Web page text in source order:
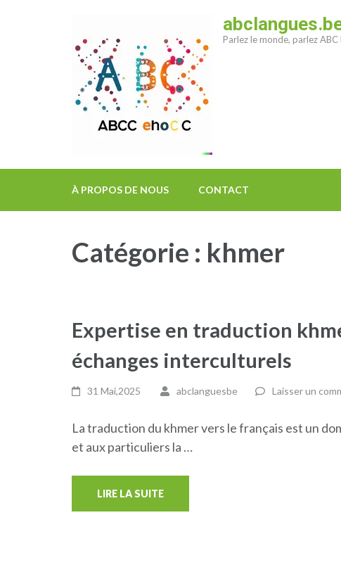
Parlez le monde, parlez ABC
À PROPOS DE NOUS CONTACT
Catégorie : khmer
Expertise en traduction
échanges interculturels
31 Mai,2025 abclanguesbe Laisser un
La traduction du khmer vers le français est un
et aux particuliers la …
LIRE LA SUITE